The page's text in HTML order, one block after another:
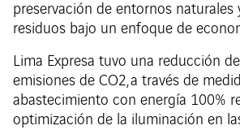
preservación de entornos naturales
residuos bajo un enfoque de
Lima Expresa tuvo una reducción
emisiones de CO2, a través de
abastecimiento con energía 100%
optimización de la iluminación en